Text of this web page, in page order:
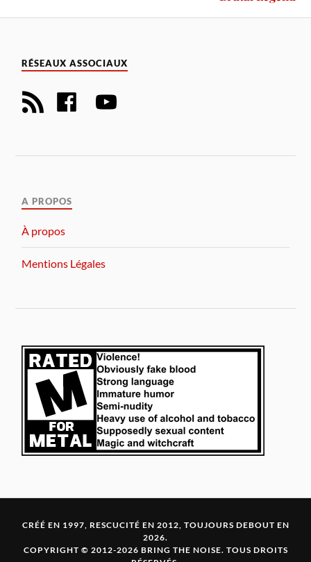
RÉSEAUX ASSOCIAUX
A PROPOS
À propos
Mentions Légales
CRÉÉ EN 1997, RESCUCITÉ EN 2012, TOUJOURS DEBOUT EN
2026.
COPYRIGHT © 2012-2026 BRING THE NOISE. TOUS DROITS